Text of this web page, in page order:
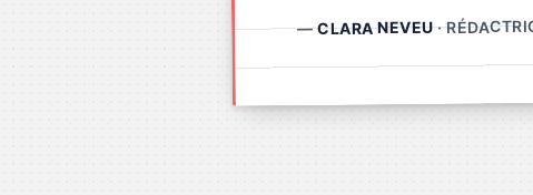
—CLARA NEVEU·